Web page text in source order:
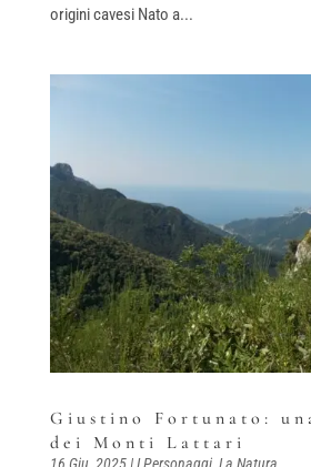
origini cavesi Nato a...
Giustino Fortunato:
dei Monti Lattari
16 Giu, 2025|I Personaggi, La Natura